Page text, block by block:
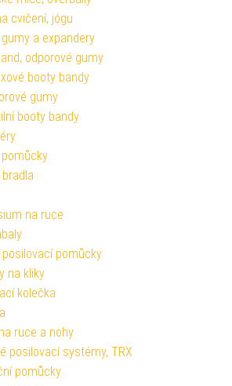
cvičení, jógu
a expandery
odporové gumy
booty bandy
gumy
booty bandy
bradla
na ruce
posilovací pomůcky
na kliky
kolečka
ruce a nohy
posilovací systémy, TRX
pomůcky